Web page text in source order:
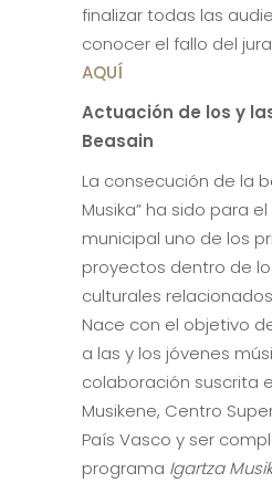
finalizar todas las
conocer el fallo del
AQUÍ
Actuación de los y
Beasain
La consecución de la
Musika” ha sido para
municipal uno de los
proyectos dentro de
culturales
Nace con el objetivo
a las y los jóvenes
colaboración suscrita
Musikene, Centro
País Vasco y ser
programa Igartza